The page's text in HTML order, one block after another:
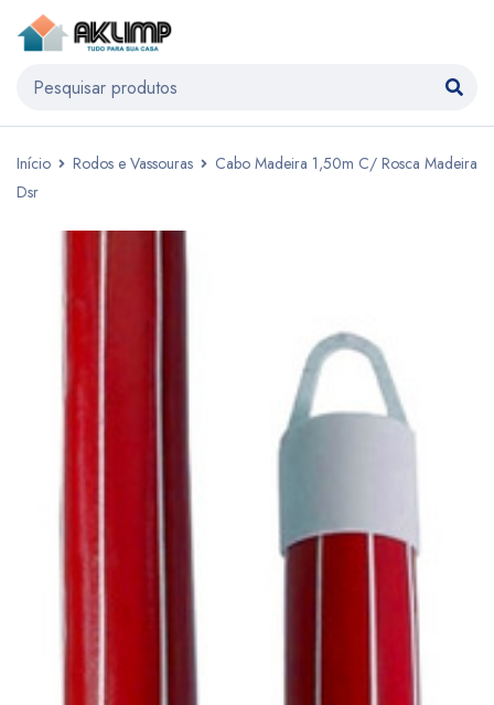
Início Rodos e Vassouras
Cabo Madeira 1,50m C/ Rosca Madeira
Dsr